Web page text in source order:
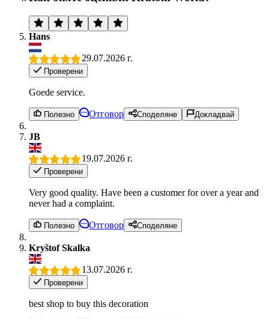
Hans
29.07.2026 г.
Проверени
Goede service.
Полезно Отговор Споделяне Докладвай
JB
19.07.2026 г.
Проверени
Very good quality. Have been a customer for over a year and
never had a complaint.
Полезно Отговор Споделяне
Kryštof Skalka
13.07.2026 г.
Проверени
best shop to buy this decoration